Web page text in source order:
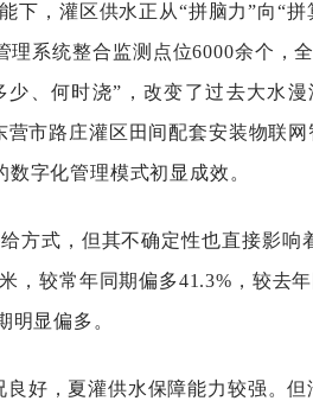
下，灌区供水正从“拼脑力”向“
理系统整合监测点位6000余个，
少、何时浇”，改变了过去大水
市路庄灌区田间配套安装物联
字化管理模式初显成效。
方式，但其不确定性也直接影
，较常年同期偏多41.3%，较去
明显偏多。
良好，夏灌供水保障能力较强。